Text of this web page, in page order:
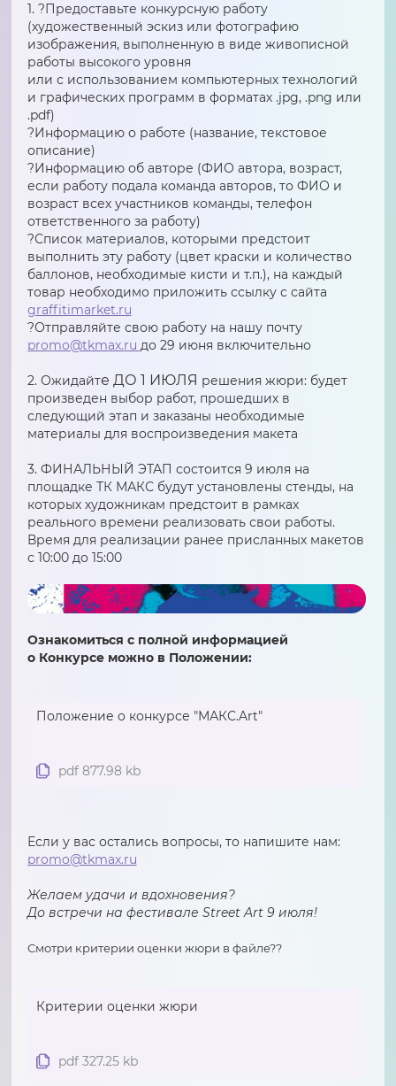
1. ?Предоставьте конкурсную работу
(художественный эскиз или фотографию
изображения, выполненную в виде живописной
работы высокого уровня
или с использованием компьютерных технологий
и графических программ в форматах .jpg, .png или
.pdf)
?Информацию о работе (название, текстовое
описание)
?Информацию об авторе (ФИО автора, возраст,
если работу подала команда авторов, то ФИО и
возраст всех участников команды, телефон
ответственного за работу)
?Список материалов, которыми предстоит
выполнить эту работу (цвет краски и количество
баллонов, необходимые кисти и т.п.), на каждый
товар необходимо приложить ссылку с сайта
graffitimarket.ru
?Отправляйте свою работу на нашу почту
promo@tkmax.ru до 29 июня включительно
2. Ожидайте ДО 1 ИЮЛЯ решения жюри: будет
произведен выбор работ, прошедших в
следующий этап и заказаны необходимые
материалы для воспроизведения макета
3. ФИНАЛЬНЫЙ ЭТАП состоится 9 июля на
площадке ТК МАКС будут установлены стенды, на
которых художникам предстоит в рамках
реального времени реализовать свои работы.
Время для реализации ранее присланных макетов
с 10:00 до 15:00
Ознакомиться с полной информацией
о Конкурсе можно в Положении:
Положение о конкурсе "МАКС.Art"
pdf 877.98 kb
Если у вас остались вопросы, то напишите нам:
promo@tkmax.ru
Желаем удачи и вдохновения?
До встречи на фестивале Street Art 9 июля!
Смотри критерии оценки жюри в файле??
Критерии оценки жюри
pdf 327.25 kb